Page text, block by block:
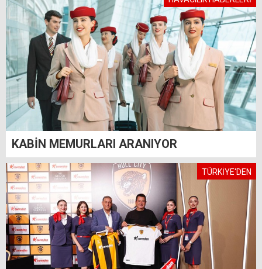
KABİN MEMURLARI ARANIYOR
TÜRKİYE'DEN